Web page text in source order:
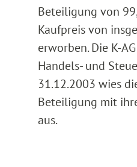
Beteiligung von
Kaufpreis von
erworben. Die K-
Handels- und
31.12.2003 wies
Beteiligung mit
aus.